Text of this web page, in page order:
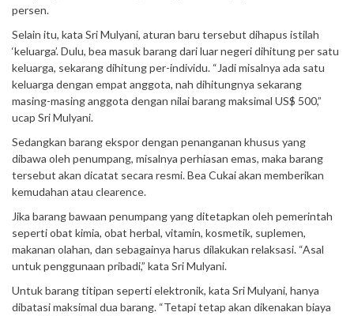
persen.
Selain itu, kata Sri Mulyani, aturan baru tersebut dihapus istilah
‘keluarga’. Dulu, bea masuk barang dari luar negeri dihitung per satu
keluarga, sekarang dihitung per-individu. “Jadi misalnya ada satu
keluarga dengan empat anggota, nah dihitungnya sekarang
masing-masing anggota dengan nilai barang maksimal US$ 500,”
ucap Sri Mulyani.
Sedangkan barang ekspor dengan penanganan khusus yang
dibawa oleh penumpang, misalnya perhiasan emas, maka barang
tersebut akan dicatat secara resmi. Bea Cukai akan memberikan
kemudahan atau clearence.
Jika barang bawaan penumpang yang ditetapkan oleh pemerintah
seperti obat kimia, obat herbal, vitamin, kosmetik, suplemen,
makanan olahan, dan sebagainya harus dilakukan relaksasi. “Asal
untuk penggunaan pribadi,” kata Sri Mulyani.
Untuk barang titipan seperti elektronik, kata Sri Mulyani, hanya
dibatasi maksimal dua barang. “Tetapi tetap akan dikenakan biaya